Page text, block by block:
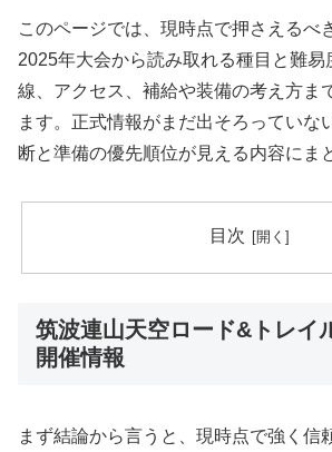
このページでは、現時点で押さえるべ
2025年大会から読み取れる種目と難易
線、アクセス、補給や装備の考え方ま
ます。正式情報がまだ出そろっていな
断と準備の優先順位が見える内容にま
目次
筑波連山天空ロード&トレイ
開催情報
まず結論から言うと、現時点で強く信